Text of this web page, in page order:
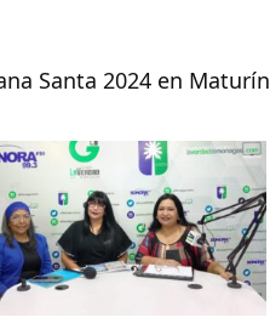
Santa 2024 en Maturín